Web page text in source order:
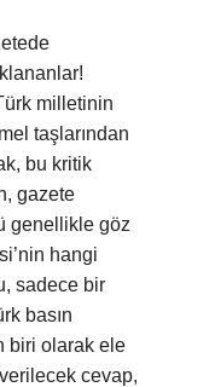
milletinin
taşlarından
bu kritik
gazete
genellikle göz
hangi
sadece bir
basın
biri olarak ele
cevap,